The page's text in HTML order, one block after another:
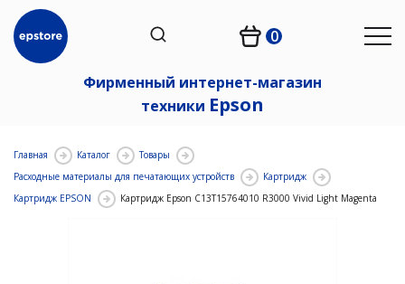
0
Фирменный интернет-магазин
техники Epson
Главная Каталог
Товары
Расходные материалы для печатающих устройств
Картридж
Картридж EPSON
Картридж Epson C13T15764010 R3000 Vivid Light Magenta